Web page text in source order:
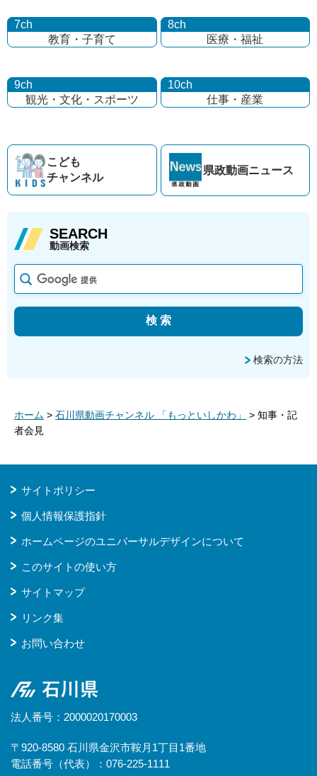
7ch
教育・子育て
8ch
医療・福祉
9ch
観光・文化・ スポーツ
10ch
仕事・産業
こども
チャンネル
県政動画ニュース
SEARCH
動画検索
検索の方法
ホーム > 石川県動画チャンネル 「もっといしかわ」
> 知事・記
者会見
サイトポリシー
個人情報保護指針
ホームページのユニバーサルデザインについて
このサイトの使い方
サイトマップ
リンク集
お問い合わせ
石川県
法人番号：2000020170003
〒920-8580 石川県金沢市鞍月1丁目1番地
電話番号（代表）：076-225-1111